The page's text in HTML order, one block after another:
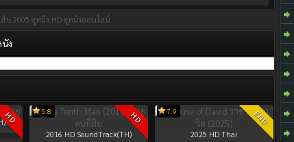
บ 2005 ดูหนัง HD ดูหนังออนไลน์
ง
HD 5.8 HD
2016 HD SoundTrack(TH)
7.9 END
2025 HD Thai